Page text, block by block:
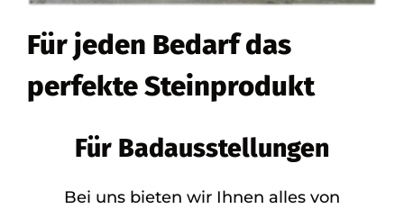
Für jeden Bedarf das
perfekte Steinprodukt
Für Badausstellungen
Bei uns bieten wir Ihnen alles von